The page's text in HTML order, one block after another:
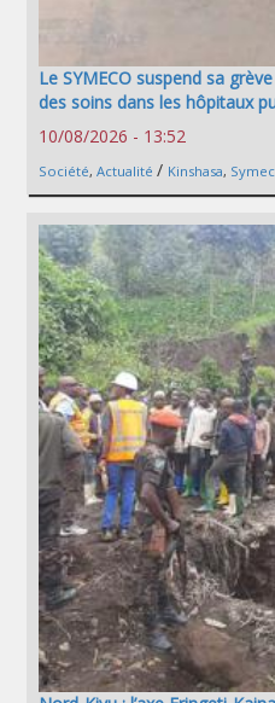
Le SYMECO suspend sa
des soins dans les hôpitaux
10/08/2026 - 13:52
Société, Actualité / Kinshasa,